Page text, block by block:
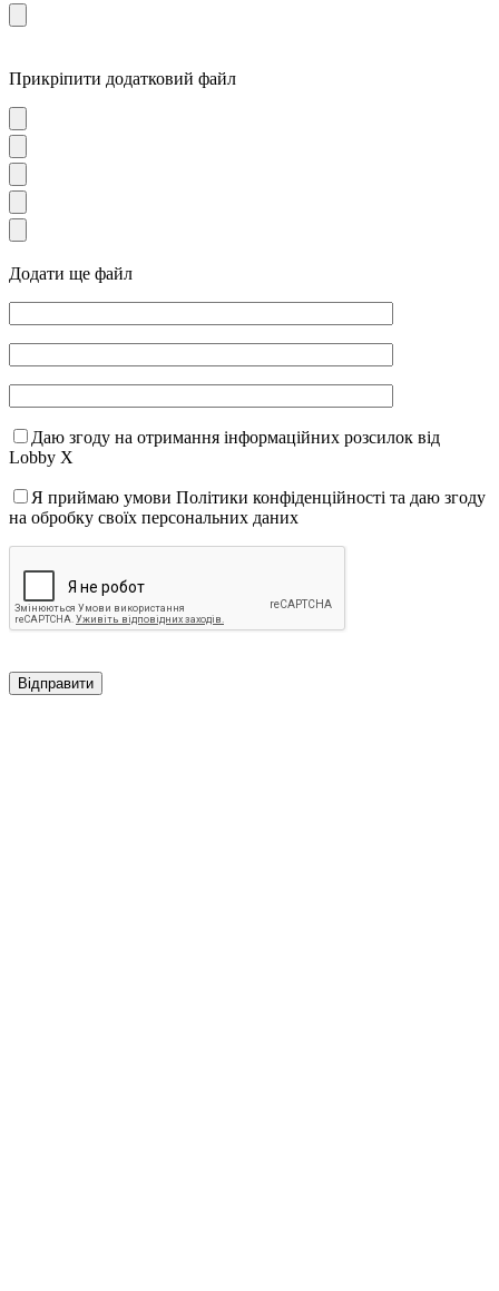
Прикріпити додатковий файл
Додати ще файл
Даю згоду на отримання інформаційних розсилок від
Lobby X
Я приймаю умови Політики конфіденційності та даю згоду
на обробку своїх персональних даних